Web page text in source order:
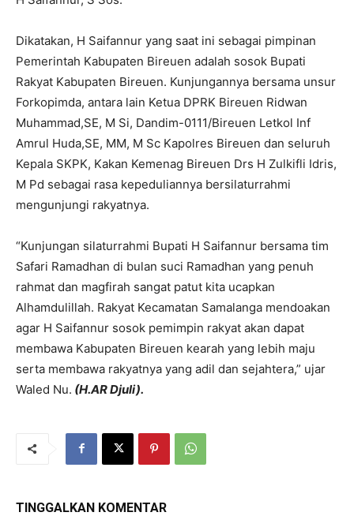
Dikatakan, H Saifannur yang saat ini sebagai pimpinan
Pemerintah Kabupaten Bireuen adalah sosok Bupati
Rakyat Kabupaten Bireuen. Kunjungannya bersama unsur
Forkopimda, antara lain Ketua DPRK Bireuen Ridwan
Muhammad,SE, M Si, Dandim-0111/Bireuen Letkol Inf
Amrul Huda,SE, MM, M Sc Kapolres Bireuen dan seluruh
Kepala SKPK, Kakan Kemenag Bireuen Drs H Zulkifli Idris,
M Pd sebagai rasa kepeduliannya bersilaturrahmi
mengunjungi rakyatnya.
“Kunjungan silaturrahmi Bupati H Saifannur bersama tim
Safari Ramadhan di bulan suci Ramadhan yang penuh
rahmat dan magfirah sangat patut kita ucapkan
Alhamdulillah. Rakyat Kecamatan Samalanga mendoakan
agar H Saifannur sosok pemimpin rakyat akan dapat
membawa Kabupaten Bireuen kearah yang lebih maju
serta membawa rakyatnya yang adil dan sejahtera,” ujar
Waled Nu. (H.AR Djuli).
TINGGALKAN KOMENTAR